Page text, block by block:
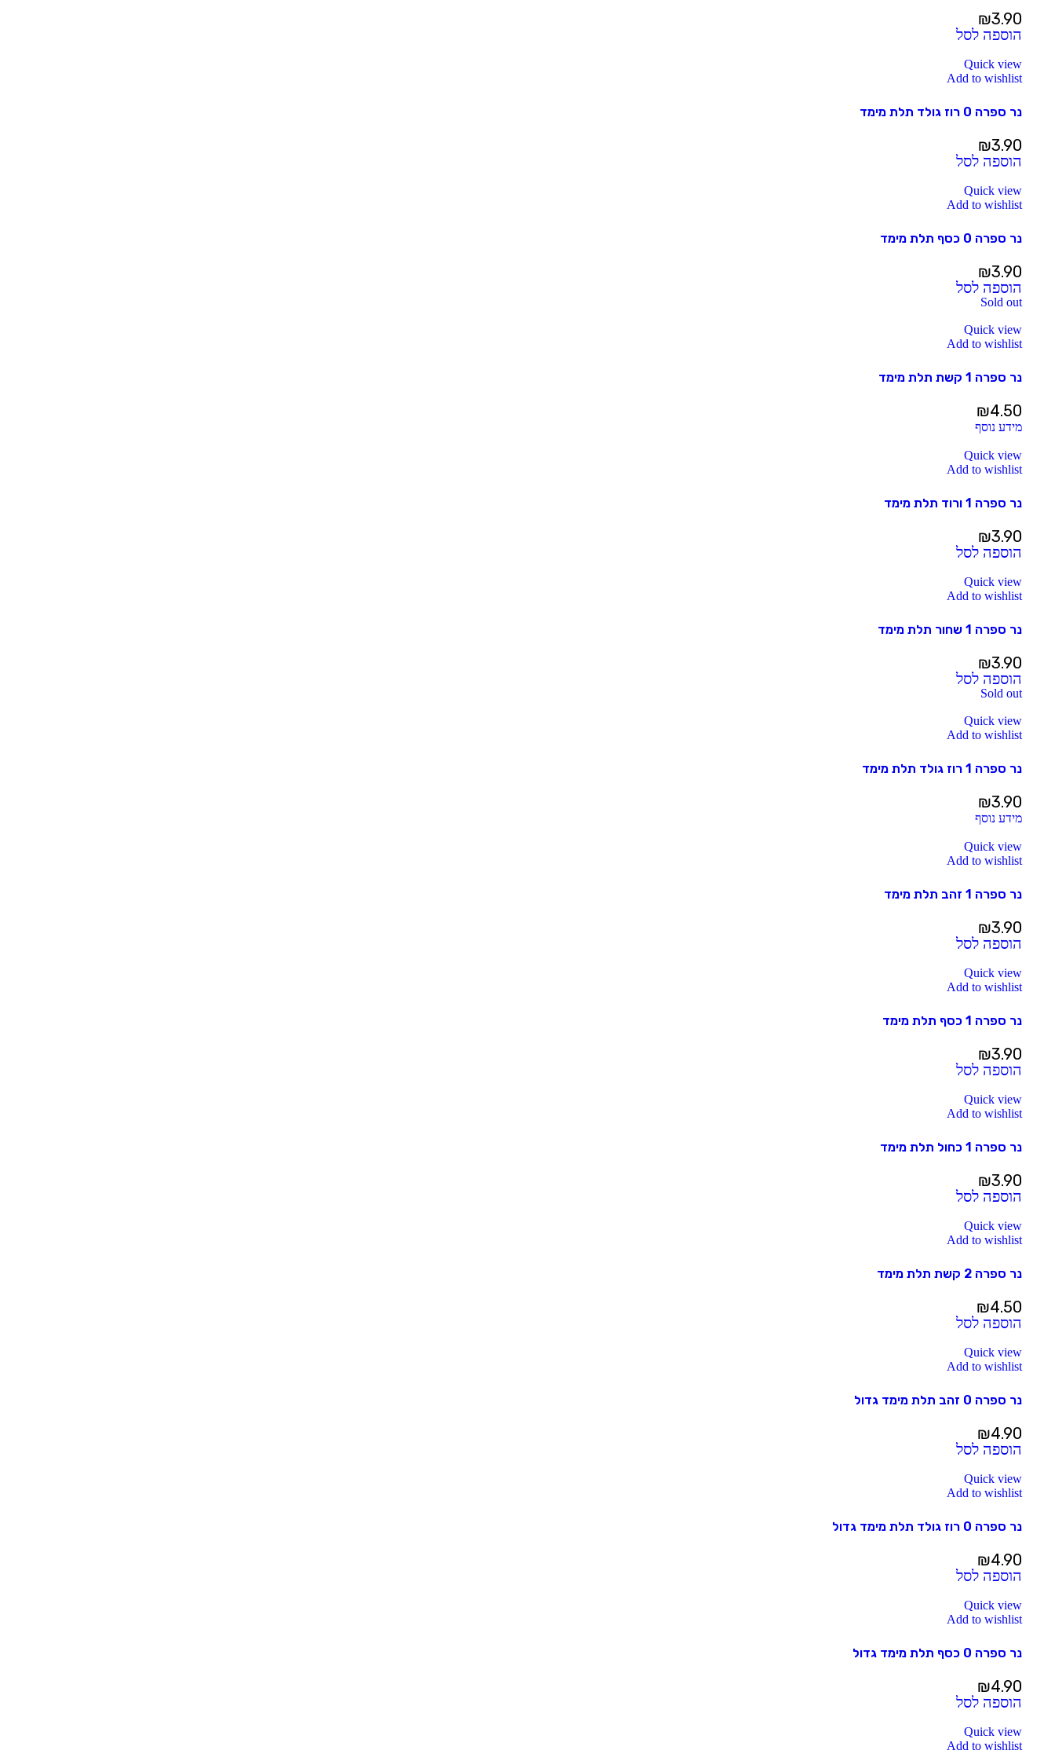
₪3.90
הוספה לסל
Quick view
Add to wishlist
נר ספרה 0 רוז גולד תלת מימד
₪3.90
הוספה לסל
Quick view
Add to wishlist
נר ספרה 0 כסף תלת מימד
₪3.90
הוספה לסל
Sold out
Quick view
Add to wishlist
נר ספרה 1 קשת תלת מימד
₪4.50
מידע נוסף
Quick view
Add to wishlist
נר ספרה 1 ורוד תלת מימד
₪3.90
הוספה לסל
Quick view
Add to wishlist
נר ספרה 1 שחור תלת מימד
₪3.90
הוספה לסל
Sold out
Quick view
Add to wishlist
נר ספרה 1 רוז גולד תלת מימד
₪3.90
מידע נוסף
Quick view
Add to wishlist
נר ספרה 1 זהב תלת מימד
₪3.90
הוספה לסל
Quick view
Add to wishlist
נר ספרה 1 כסף תלת מימד
₪3.90
הוספה לסל
Quick view
Add to wishlist
נר ספרה 1 כחול תלת מימד
₪3.90
הוספה לסל
Quick view
Add to wishlist
נר ספרה 2 קשת תלת מימד
₪4.50
הוספה לסל
Quick view
Add to wishlist
נר ספרה 0 זהב תלת מימד גדול
₪4.90
הוספה לסל
Quick view
Add to wishlist
נר ספרה 0 רוז גולד תלת מימד גדול
₪4.90
הוספה לסל
Quick view
Add to wishlist
נר ספרה 0 כסף תלת מימד גדול
₪4.90
הוספה לסל
Quick view
Add to wishlist